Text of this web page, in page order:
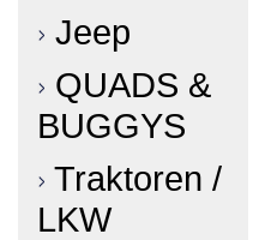
Jeep
QUADS &
BUGGYS
Traktoren /
LKW